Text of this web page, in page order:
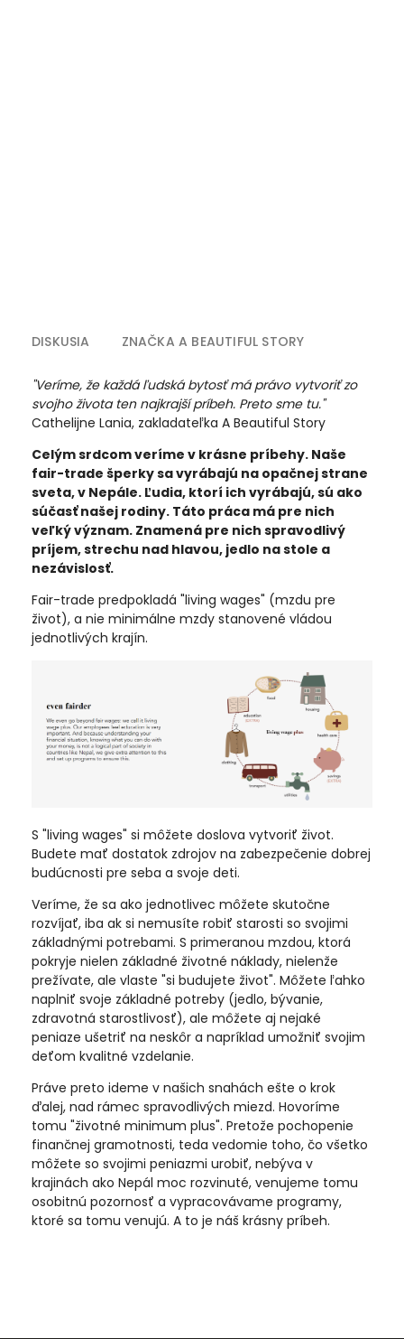
DISKUSIA ZNAČKA A BEAUTIFUL STORY
"Veríme, že každá ľudská bytosť má právo vytvoriť zo
svojho života ten najkrajší príbeh. Preto sme tu."
Cathelijne Lania, zakladateľka A Beautiful Story
Celým srdcom veríme v krásne príbehy. Naše
fair-trade šperky sa vyrábajú na opačnej strane
sveta, v Nepále. Ľudia, ktorí ich vyrábajú, sú ako
súčasť našej rodiny. Táto práca má pre nich
veľký význam. Znamená pre nich spravodlivý
príjem, strechu nad hlavou, jedlo na stole a
nezávislosť.
Fair-trade predpokladá "living wages" (mzdu pre
život), a nie minimálne mzdy stanovené vládou
jednotlivých krajín.
S "living wages" si môžete doslova vytvoriť život.
Budete mať dostatok zdrojov na zabezpečenie dobrej
budúcnosti pre seba a svoje deti.
Veríme, že sa ako jednotlivec môžete skutočne
rozvíjať, iba ak si nemusíte robiť starosti so svojimi
základnými potrebami. S primeranou mzdou, ktorá
pokryje nielen základné životné náklady, nielenže
prežívate, ale vlaste "si budujete život". Môžete ľahko
naplniť svoje základné potreby (jedlo, bývanie,
zdravotná starostlivosť), ale môžete aj nejaké
peniaze ušetriť na neskôr a napríklad umožniť svojim
deťom kvalitné vzdelanie.
Práve preto ideme v našich snahách ešte o krok
ďalej, nad rámec spravodlivých miezd. Hovoríme
tomu "životné minimum plus". Pretože pochopenie
finančnej gramotnosti, teda vedomie toho, čo všetko
môžete so svojimi peniazmi urobiť, nebýva v
krajinách ako Nepál moc rozvinuté, venujeme tomu
osobitnú pozornosť a vypracovávame programy,
ktoré sa tomu venujú. A to je náš krásny príbeh.